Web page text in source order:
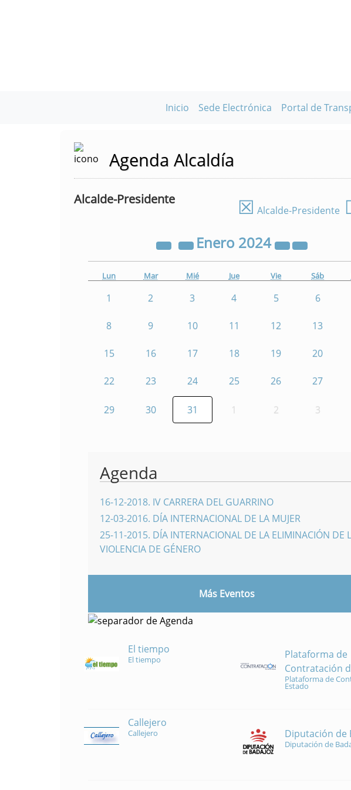
Inicio Sede Electrónica Portal de
Agenda Alcaldía
Alcalde-Presidente ☒ Alcalde-Presidente
Enero 2024
Lun Mar Mié Jue Vie Sáb
1 2 3 4 5 6
8 9 10 11 12 13
15 16 17 18 19 20
22 23 24 25 26 27
29 30 31 1 2 3
Agenda
16-12-2018. IV CARRERA DEL GUARRINO
12-03-2016. DÍA INTERNACIONAL DE LA MUJER
25-11-2015. DÍA INTERNACIONAL DE LA ELIMINACIÓN DE
VIOLENCIA DE GÉNERO
Más Eventos
El tiempo
El tiempo
Plataforma de
Contratación
Plataforma de
Estado
Callejero
Callejero Diputación de
Diputación de